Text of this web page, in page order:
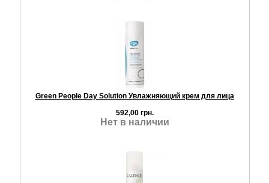
Green People Day Solution Увлажняющий крем для лица
592,00 грн.
Нет в наличии